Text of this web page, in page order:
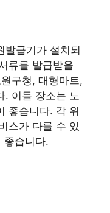
발급기가 설치되
류를 발급받을
구청, 대형마트,
. 이들 장소는 노
좋습니다. 각 위
스가 다를 수 있
좋습니다.